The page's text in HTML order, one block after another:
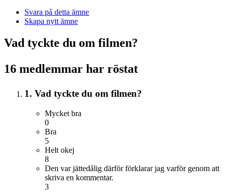
Svara på detta ämne
Skapa nytt ämne
Vad tyckte du om filmen?
16 medlemmar har röstat
1. Vad tyckte du om filmen?
Mycket bra
0
Bra
5
Helt okej
8
Den var jättedålig därför förklarar jag varför genom att
skriva en kommentar.
3